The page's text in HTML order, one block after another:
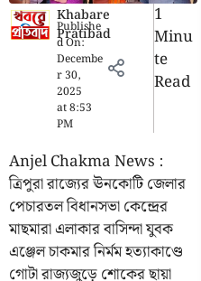
Khabare
Pratibad
Publishe
d On:
Decembe
r 30,
2025
at8:53
PM
1
Minu
Te
Read
Anjel Chakma News :
ত্রিপুরা রাজ্যের ঊনকোটি জেলার
পেচারতল বিধানসভা কেন্দ্রের
মাছমারা এলাকার বাসিন্দা যুবক
এঞ্জেল চাকমার নির্মম হত্যাকাণ্ডে
গোটা রাজ্যজুড়ে শোকের ছায়া